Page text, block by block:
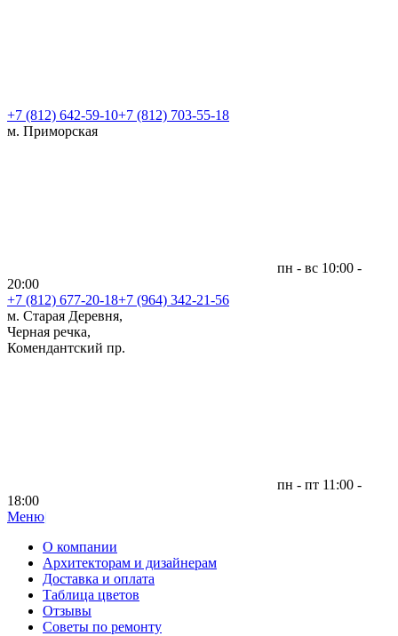
+7 (812) 642-59-10+7 (812) 703-55-18
м. Приморская
пн - вс 10:00 -
20:00
+7 (812) 677-20-18+7 (964) 342-21-56
м. Старая Деревня,
Черная речка,
Комендантский пр.
пн - пт 11:00 -
18:00
Меню|
О компании
Архитекторам и дизайнерам
Доставка и оплата
Таблица цветов
Отзывы
Советы по ремонту